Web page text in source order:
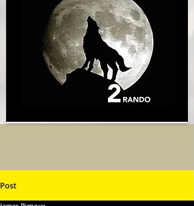
Post